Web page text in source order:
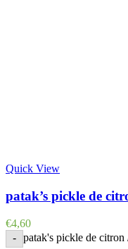
Quick View
patak’s pickle de
€4,60
- patak's pickle de